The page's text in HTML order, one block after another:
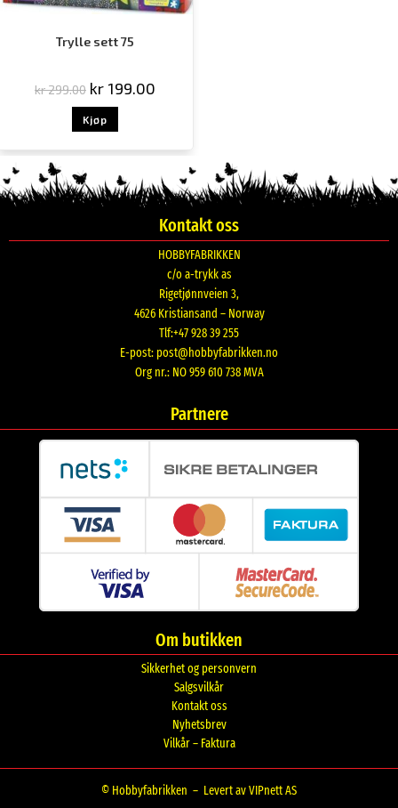
Trylle sett 75
kr299.00 kr 199.00
Kjøp
Kontakt oss
HOBBYFABRIKKEN
c/o a-trykk as
Rigetjønnveien 3,
4626 Kristiansand – Norway
Tlf:+47 928 39 255
E-post: post@hobbyfabrikken.no
Org nr.: NO 959 610 738 MVA
Partnere
Om butikken
Sikkerhet og personvern
Salgsvilkår
Kontakt oss
Nyhetsbrev
Vilkår – Faktura
© Hobbyfabrikken – Levert av VIPnett AS